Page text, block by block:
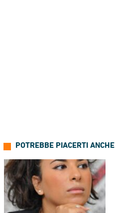
POTREBBE PIACERTI ANCHE